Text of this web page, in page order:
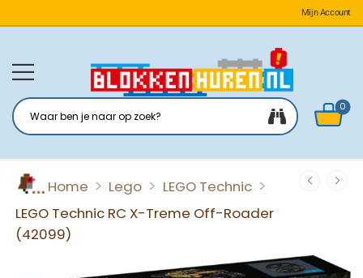
Mijn Account
0
Home > Lego > LEGO Technic >
LEGO Technic RC X-Treme Off-Roader
(42099)